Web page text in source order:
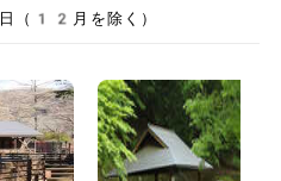
（12月を除く）